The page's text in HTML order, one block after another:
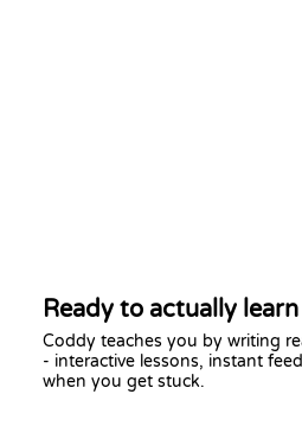
Ready to actually
Coddy teaches you by writing
- interactive lessons, instant
when you get stuck.